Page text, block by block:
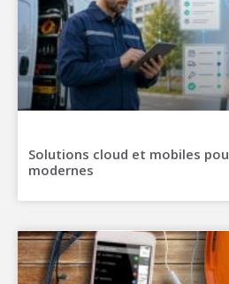
Solutions cloud et mobiles
modernes